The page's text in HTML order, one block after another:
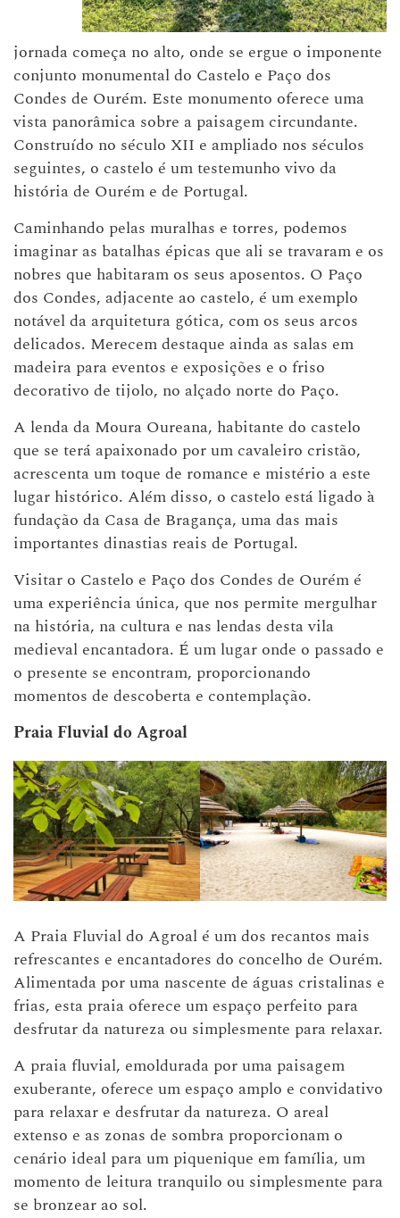
jornada começa no alto, onde se ergue o imponente
conjunto monumental do Castelo e Paço dos
Condes de Ourém. Este monumento oferece uma
vista panorâmica sobre a paisagem circundante.
Construído no século XII e ampliado nos séculos
seguintes, o castelo é um testemunho vivo da
história de Ourém e de Portugal.
Caminhando pelas muralhas e torres, podemos
imaginar as batalhas épicas que ali se travaram e os
nobres que habitaram os seus aposentos. O Paço
dos Condes, adjacente ao castelo, é um exemplo
notável da arquitetura gótica, com os seus arcos
delicados. Merecem destaque ainda as salas em
madeira para eventos e exposições e o friso
decorativo de tijolo, no alçado norte do Paço.
A lenda da Moura Oureana, habitante do castelo
que se terá apaixonado por um cavaleiro cristão,
acrescenta um toque de romance e mistério a este
lugar histórico. Além disso, o castelo está ligado à
fundação da Casa de Bragança, uma das mais
importantes dinastias reais de Portugal.
Visitar o Castelo e Paço dos Condes de Ourém é
uma experiência única, que nos permite mergulhar
na história, na cultura e nas lendas desta vila
medieval encantadora. É um lugar onde o passado e
o presente se encontram, proporcionando
momentos de descoberta e contemplação.
Praia Fluvial do Agroal
A Praia Fluvial do Agroal é um dos recantos mais
refrescantes e encantadores do concelho de Ourém.
Alimentada por uma nascente de águas cristalinas e
frias, esta praia oferece um espaço perfeito para
desfrutar da natureza ou simplesmente para relaxar.
A praia fluvial, emoldurada por uma paisagem
exuberante, oferece um espaço amplo e convidativo
para relaxar e desfrutar da natureza. O areal
extenso e as zonas de sombra proporcionam o
cenário ideal para um piquenique em família, um
momento de leitura tranquilo ou simplesmente para
se bronzear ao sol.